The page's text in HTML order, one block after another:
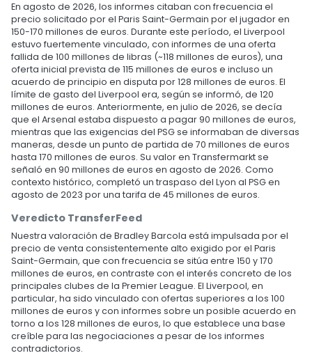
En agosto de 2026, los informes citaban con frecuencia el
precio solicitado por el Paris Saint-Germain por el jugador en
150-170 millones de euros. Durante este período, el Liverpool
estuvo fuertemente vinculado, con informes de una oferta
fallida de 100 millones de libras (~118 millones de euros), una
oferta inicial prevista de 115 millones de euros e incluso un
acuerdo de principio en disputa por 128 millones de euros. El
límite de gasto del Liverpool era, según se informó, de 120
millones de euros. Anteriormente, en julio de 2026, se decía
que el Arsenal estaba dispuesto a pagar 90 millones de euros,
mientras que las exigencias del PSG se informaban de diversas
maneras, desde un punto de partida de 70 millones de euros
hasta 170 millones de euros. Su valor en Transfermarkt se
señaló en 90 millones de euros en agosto de 2026. Como
contexto histórico, completó un traspaso del Lyon al PSG en
agosto de 2023 por una tarifa de 45 millones de euros.
Veredicto TransferFeed
Nuestra valoración de Bradley Barcola está impulsada por el
precio de venta consistentemente alto exigido por el Paris
Saint-Germain, que con frecuencia se sitúa entre 150 y 170
millones de euros, en contraste con el interés concreto de los
principales clubes de la Premier League. El Liverpool, en
particular, ha sido vinculado con ofertas superiores a los 100
millones de euros y con informes sobre un posible acuerdo en
torno a los 128 millones de euros, lo que establece una base
creíble para las negociaciones a pesar de los informes
contradictorios.